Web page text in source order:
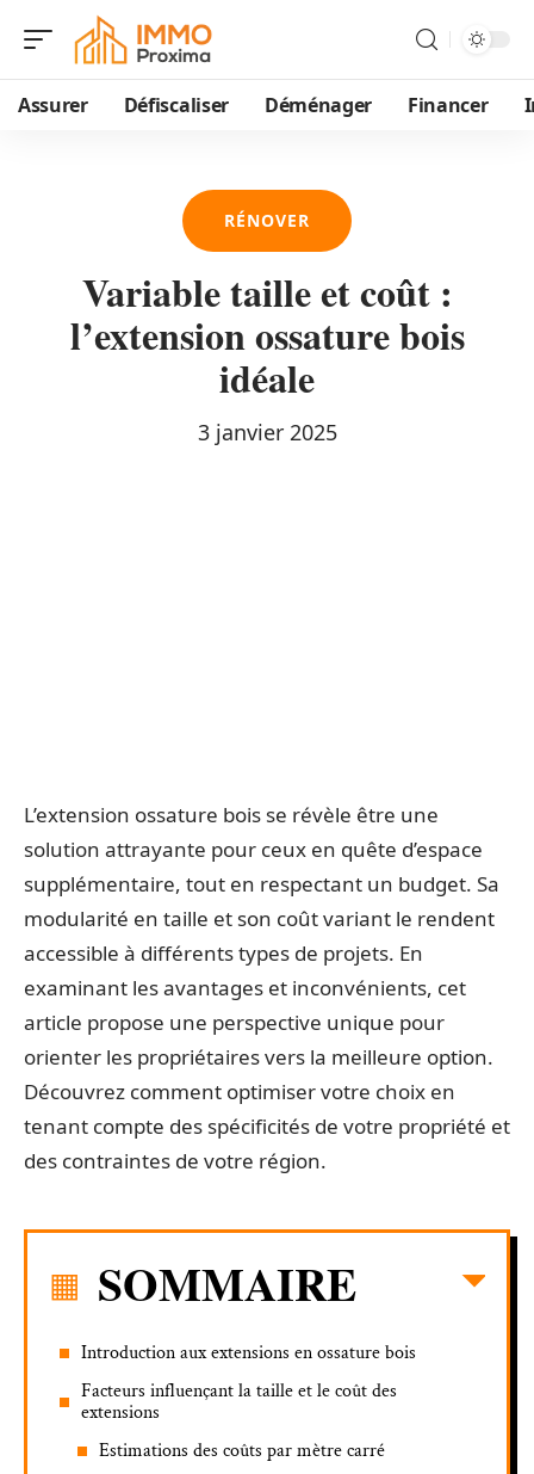
Assurer Défiscaliser Déménager Financer
RÉNOVER
Variable taille et coût :
l’extension ossature bois
idéale
3 janvier 2025
L’extension ossature bois se révèle être une
solution attrayante pour ceux en quête d’espace
supplémentaire, tout en respectant un budget. Sa
modularité en taille et son coût variant le rendent
accessible à différents types de projets. En
examinant les avantages et inconvénients, cet
article propose une perspective unique pour
orienter les propriétaires vers la meilleure option.
Découvrez comment optimiser votre choix en
tenant compte des spécificités de votre propriété et
des contraintes de votre région.
SOMMAIRE
Introduction aux extensions en ossature bois
Facteurs influençant la taille et le coût des
extensions
Estimations des coûts par mètre carré